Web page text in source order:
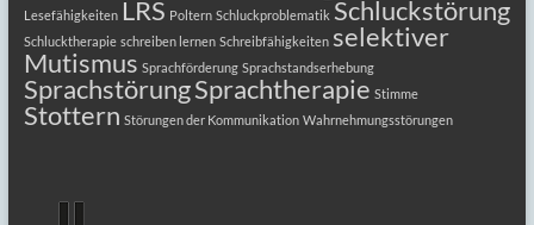
Lesefähigkeiten LRS Poltern Schluckproblematik Schluckstörung
Schlucktherapie schreiben lernen Schreibfähigkeiten selektiver
Mutismus Sprachförderung Sprachstandserhebung
SprachstörungSprachtherapie Stimme
Stottern Störungen der Kommunikation Wahrnehmungsstörungen